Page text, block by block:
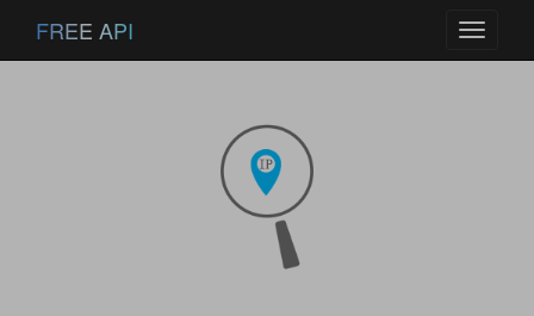
Toggle
FREE API